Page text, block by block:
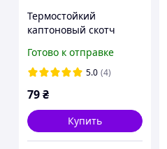
Термостойкий
каптоновый скотч
Готово к отправке
5.0 (4)
79₴
Купить